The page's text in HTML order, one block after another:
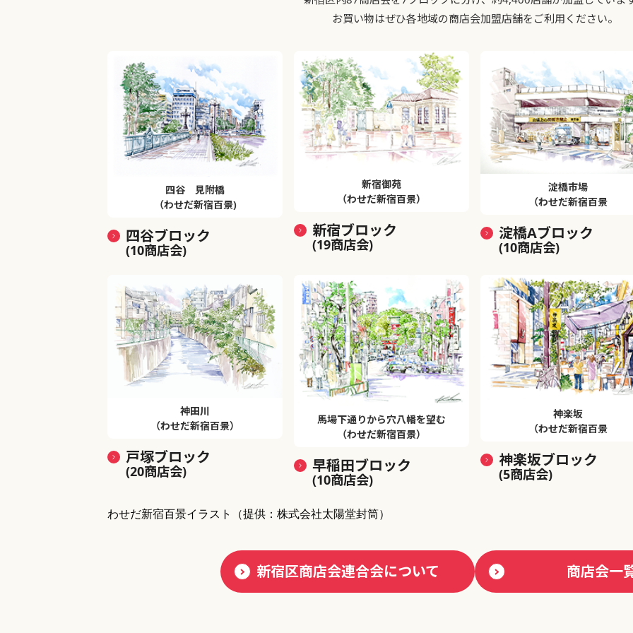
お買い物はぜひ各地域の商店会加盟店舗をご利用ください。
四谷 見附橋
（わせだ新宿百景)
四谷ブロック
(10商店会)
新宿御苑
（わせだ新宿百景）
新宿ブロック
(19商店会)
淀橋市場
（わせだ新宿百景
淀橋Aブロック
(10商店会)
神田川
（わせだ新宿百景）
戸塚ブロック
(20商店会)
馬場下通りから穴八幡を望む
（わせだ新宿百景）
早稲田ブロック
(10商店会)
神楽坂
（わせだ新宿百景
神楽坂ブロック
(5商店会)
わせだ新宿百景イラスト （提供：株式会社太陽堂封筒）
新宿区商店会連合会について 商店会一